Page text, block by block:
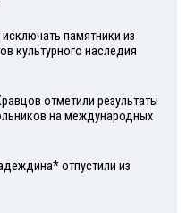
памятники из
культурного наследия
отметили результаты
на международных
отпустили из